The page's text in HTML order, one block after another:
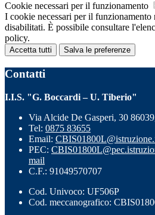
Cookie necessari per il funzionamento
I cookie necessari per il funzionamento
disabilitati. È possibile consultare
policy.
Accetta tutti Salva le preferenze
Contatti
I.I.S. "G. Boccardi – U. Tiberio"
Via Alcide De Gasperi, 30
Tel: 0875 83655
Email:
PEC:
mail
C.F.: 91049570707
Cod. Univoco: UF506P
Cod. meccanografico: